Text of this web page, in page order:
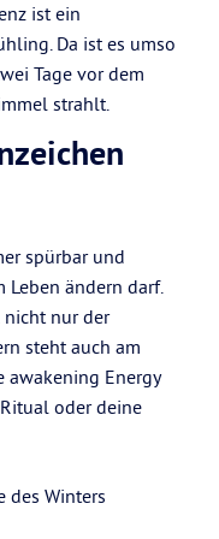
ist ein
Da ist es umso
Tage vor dem
strahlt.
spürbar und
Leben ändern darf.
nicht nur der
steht auch am
awakening Energy
oder deine
des Winters